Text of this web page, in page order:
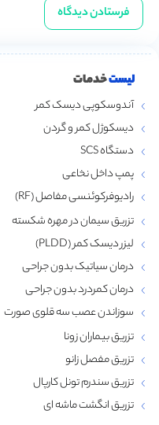
لیستخدمات
آندوسکوپی دیسک کمر
دیسکوژل کمر و گردن
دستگاه SCS
پمپ داخل نخاعی
رادیوفرکوئنسی مفاصل (RF)
تزریق سیمان در مهره شکسته
لیزر دیسک کمر (PLDD)
درمان سیاتیک بدون جراحی
درمان کمردرد بدون جراحی
سوزاندن عصب سه قلوی صورت
تزریق بیماران زونا
تزریق مفصل زانو
تزریق سندرم تونل کارپال
تزریق انگشت ماشه‌ ای